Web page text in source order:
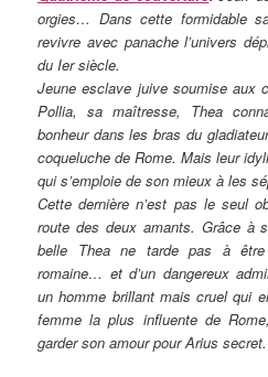
orgies… Dans cette formidable
revivre avec panache l’univers
du Ier siècle.
Jeune esclave juive soumise aux
Pollia, sa maîtresse, Thea
bonheur dans les bras du
coqueluche de Rome. Mais leur
qui s’emploie de son mieux à les
Cette dernière n’est pas le seul
route des deux amants. Grâce à
belle Thea ne tarde pas à être
romaine… et d’un dangereux
un homme brillant mais cruel qui
femme la plus influente de
garder son amour pour Arius secret.